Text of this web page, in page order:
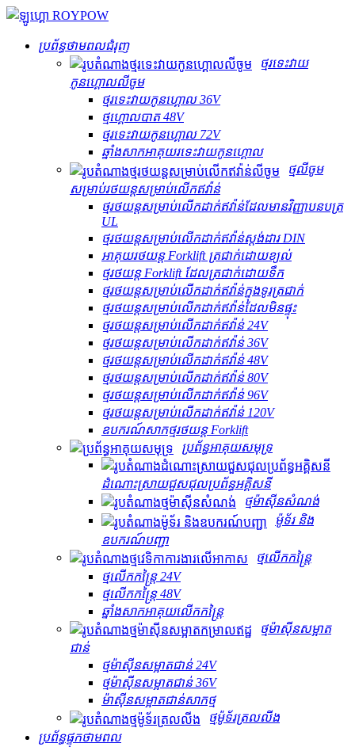
ប្រព័ន្ធថាមពលជំរុញ
ថ្មរទេះវាយ
កូនហ្គោលលីចូម
ថ្មរទេះវាយកូនហ្គោល 36V
ថ្ម​ហ្គោល​បាត 48V
ថ្មរទេះវាយកូនហ្គោល 72V
ឆ្នាំងសាកអាគុយរទេះវាយកូនហ្គោល
ថ្មលីចូម
សម្រាប់រថយន្តសម្រាប់លើកឥវ៉ាន់
ថ្មរថយន្តសម្រាប់លើកដាក់ឥវ៉ាន់ដែលមានវិញ្ញាបនបត្រ
UL
ថ្មរថយន្តសម្រាប់លើកដាក់ឥវ៉ាន់ស្តង់ដារ DIN
អាគុយរថយន្ត Forklift ត្រជាក់ដោយខ្យល់
ថ្មរថយន្ត Forklift ដែលត្រជាក់ដោយទឹក
ថ្មរថយន្តសម្រាប់លើកដាក់ឥវ៉ាន់ក្នុងទូរត្រជាក់
ថ្មរថយន្តសម្រាប់លើកដាក់ឥវ៉ាន់ដែលមិនផ្ទុះ
ថ្មរថយន្តសម្រាប់លើកដាក់ឥវ៉ាន់ 24V
ថ្មរថយន្តសម្រាប់លើកដាក់ឥវ៉ាន់ 36V
ថ្មរថយន្តសម្រាប់លើកដាក់ឥវ៉ាន់ 48V
ថ្មរថយន្តសម្រាប់លើកដាក់ឥវ៉ាន់ 80V
ថ្មរថយន្តសម្រាប់លើកដាក់ឥវ៉ាន់ 96V
ថ្មរថយន្តសម្រាប់លើកដាក់ឥវ៉ាន់ 120V
ឧបករណ៍សាកថ្មរថយន្ត Forklift
ប្រព័ន្ធអាគុយសមុទ្រ
ដំណោះស្រាយ​ជួសជុល​ប្រព័ន្ធ​អគ្គិសនី
ថ្មម៉ាស៊ីនសំណង់
ម៉ូទ័រ និង
ឧបករណ៍បញ្ជា
ថ្មលើកកន្ត្រៃ
ថ្មលើកកន្ត្រៃ 24V
ថ្មលើកកន្ត្រៃ 48V
ឆ្នាំងសាកអាគុយលើកកន្ត្រៃ
ថ្មម៉ាស៊ីនសម្អាត
ជាន់
ថ្មម៉ាស៊ីនសម្អាតជាន់ 24V
ថ្មម៉ាស៊ីនសម្អាតជាន់ 36V
ម៉ាស៊ីនសម្អាតជាន់សាកថ្ម
ថ្មម៉ូទ័រត្រលលីង
ប្រព័ន្ធផ្ទុកថាមពល